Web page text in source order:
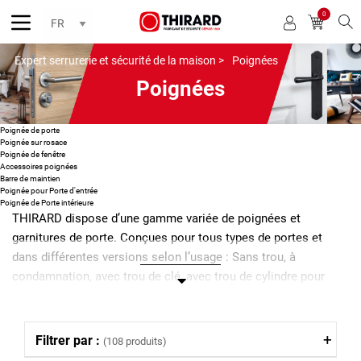
0
Expert serrurerie et sécurité de la maison > Poignées
Poignées
Poignée de porte
Poignée sur rosace
Poignée de fenêtre
Accessoires poignées
Barre de maintien
Poignée pour Porte d'entrée
Poignée de Porte intérieure
THIRARD dispose d’une gamme variée de poignées et
garnitures de porte. Conçues pour tous types de portes et
dans différentes versions selon l’usage : Sans trou, à
condamnation, avec trou de clé, avec trou de cylindre pour
chromée, aluminium, laquée, laiton, porcelaine, PVC , acier…
Thirard propose en complément des accessoires de poignées
Filtrer par : (108 produits)